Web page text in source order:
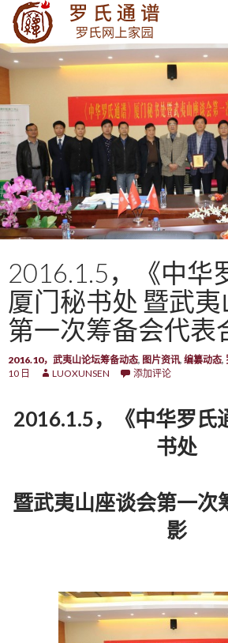
SKIP TO CONTENT
2016.1.5，《中华
厦门秘书处 暨武
第一次筹备会代表
2016.10，武夷山论坛筹备动态, 图片资讯, 编纂动态,
10 日
LUOXUNSEN 添加评论
2016.1.5，《中华罗氏
书处
暨武夷山座谈会第一次
影